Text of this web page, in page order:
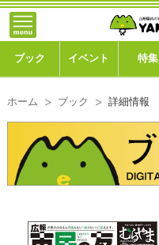
ブック イベント 特集
ホーム ブック 詳細情報
トップ
ブック
市町村
このサイトについて
}; -->